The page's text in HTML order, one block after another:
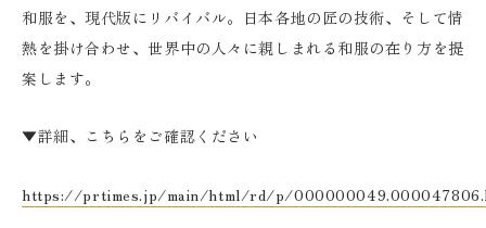
和服を、現代版にリバイバル。日本各地の匠の技術、そして情
熱を掛け合わせ、世界中の人々に親しまれる和服の在り方を提
案します。
▼詳細、こちらをご確認ください
https://prtimes.jp/main/html/rd/p/